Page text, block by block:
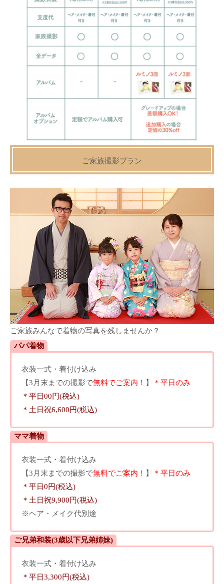
ご家族撮影プラン
ご家族みんなで着物の写真を残しませんか？
パパ着物
衣装一式・着付け込み
【3月末までの撮影で無料でご案内！ 】
＊平日のみ
＊平日00円(税込)
＊土日祝6,600円(税込)
ママ着物
衣装一式・着付け込み
【3月末までの撮影で無料でご案内！ 】
＊平日のみ
＊平日0円(税込)
＊土日祝9,900円(税込)
※ヘア・メイク代別途
ご兄弟和装(3歳以下兄弟姉妹)
衣装一式・着付け込み
＊平日3,300円(税込)